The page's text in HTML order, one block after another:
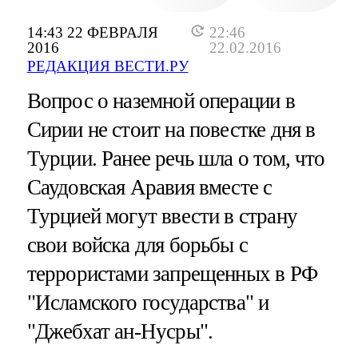
14:43 22 ФЕВРАЛЯ
2016
22:46
22.02.2016
РЕДАКЦИЯ ВЕСТИ.РУ
Вопрос о наземной операции в
Сирии не стоит на повестке дня в
Турции. Ранее речь шла о том, что
Саудовская Аравия вместе с
Турцией могут ввести в страну
свои войска для борьбы с
террористами запрещенных в РФ
"Исламского государства" и
"Джебхат ан-Нусры".